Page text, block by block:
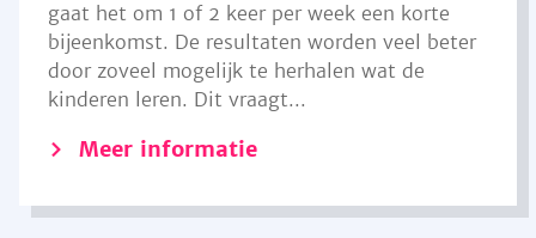
gaat het om 1 of 2 keer per week een korte
bijeenkomst. De resultaten worden veel beter
door zoveel mogelijk te herhalen wat de
kinderen leren. Dit vraagt...
Meer informatie